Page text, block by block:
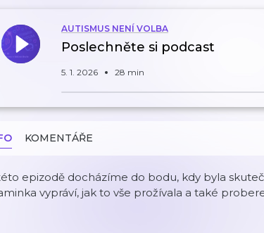
AUTISMUS NENÍ VOLBA
Poslechněte si podcast
5. 1. 2026 28 min
KOMENTÁŘE
epizodě docházíme do bodu, kdy byla
vypráví, jak to vše prožívala a také